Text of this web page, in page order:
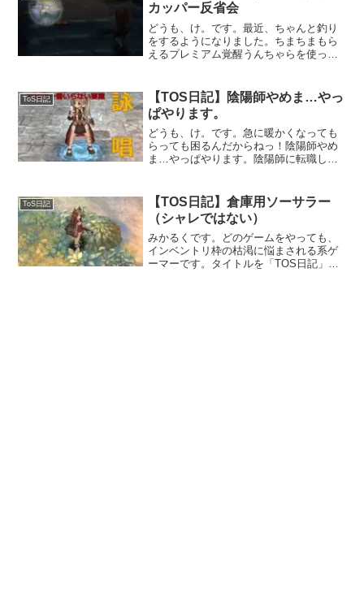
カッパー反省会
どうも、け。です。最近、ちゃんと釣り
をするようになりました。ちまちまもら
えるプレミアム覚醒うんちゃらを使って
ルカッパー武器取る予定なんだからそれ
に残しておけば…ｹﾞﾌﾝ...
ToS日記
【TOS日記】陰陽師やめま…やっ
ぱやります。
どうも、け。です。急に暖かくなっても
らっても困るんだからねっ！陰陽師やめ
ま…やっぱやります。陰陽師に転職して
という問題にぶち当たりました。エレだ
けだと我慢できたのですが...
ToS日記
【TOS日記】倉庫用ソーサラー
（シャレではない）
みかるくです。どのゲームをやっても、
インベントリ枠の枯渇に悩まされる系ゲ
ーマーです。タイトルを「TOS日記」と